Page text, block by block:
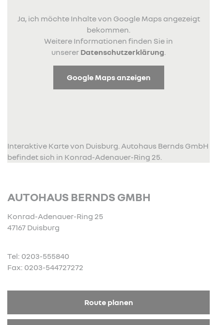
Ja, ich möchte Inhalte von Google Maps angezeigt
bekommen.
Weitere Informationen finden Sie in
unserer Datenschutzerklärung.
Google Maps anzeigen
Interaktive Karte von Duisburg. Autohaus Bernds GmbH
befindet sich in Konrad-Adenauer-Ring 25.
AUTOHAUS BERNDS GMBH
Konrad-Adenauer-Ring 25
47167 Duisburg
Tel: 0203-555840
Fax: 0203-544727272
Route planen